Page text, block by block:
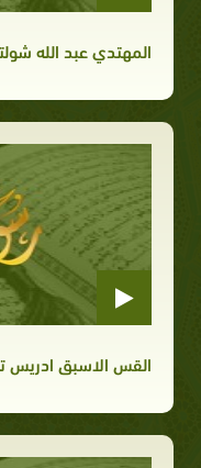
المهتدي عبد الله
القس الاسبق ادريس